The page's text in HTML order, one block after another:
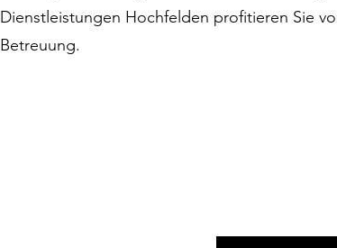
Dienstleistungen Hochfelden profitieren Sie
Betreuung.